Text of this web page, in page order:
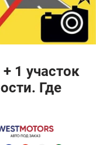
1 участок
Где